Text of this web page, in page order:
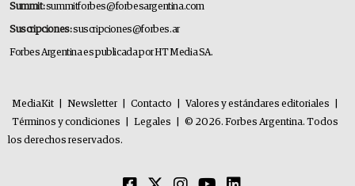
Summit:summitforbes@forbesargentina.com
Suscripciones:suscripciones@forbes.ar
Forbes Argentina es publicada por HT Media SA.
MediaKit Newsletter Contacto Valores y estándares editoriales
Términos y condiciones
Legales
© 2026. Forbes Argentina. Todos
los derechos reservados.